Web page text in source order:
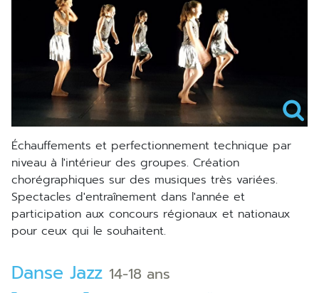
échauffements et perfectionnement technique par
niveau à l'intérieur des groupes. Création
chorégraphiques sur des musiques très variées.
Spectacles d'entraînement dans l'année et
participation aux concours régionaux et nationaux
pour ceux qui le souhaitent.
Danse Jazz 14-18 ans